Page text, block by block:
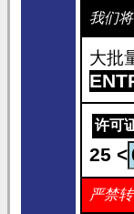
我们
大批
许可
25 <
严禁